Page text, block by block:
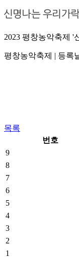
2023 평창농악축제 '
평창농악축제 | 등록
목록
번호
9
8
7
6
5
4
3
2
1